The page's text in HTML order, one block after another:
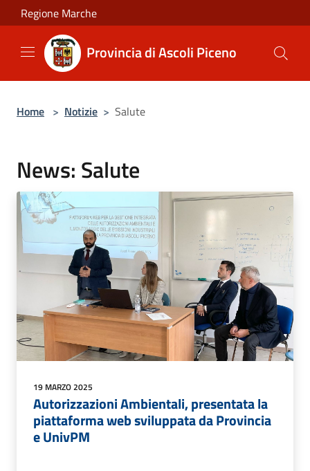
Salta al contenuto principale
Regione Marche
Provincia di Ascoli Piceno
Home > Notizie > Salute
News: Salute
19 MARZO 2025
Autorizzazioni Ambientali, presentata la
piattaforma web sviluppata da Provincia
e UnivPM